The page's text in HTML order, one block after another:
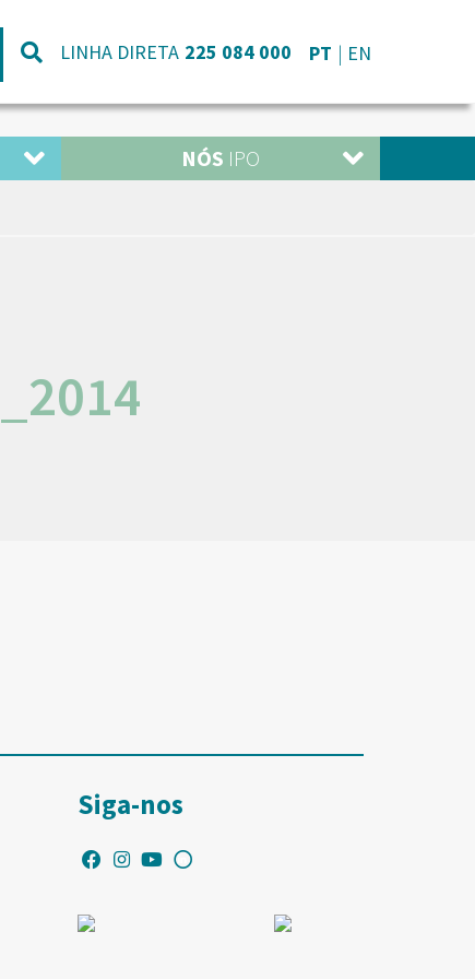
LINHA DIRETA 225 084 000 PT EN
NÓS IPO
Siga-nos